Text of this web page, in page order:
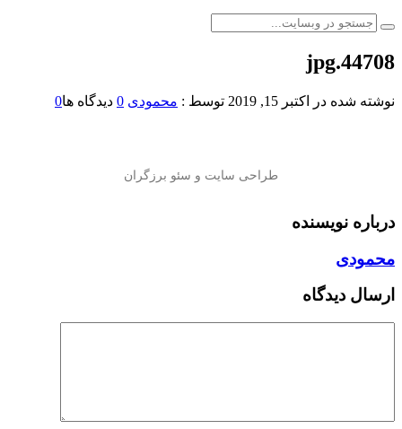
44708.jpg
نوشته شده در اکتبر 15, 2019 توسط : محمودی 0 دیدگاه ها0
درباره نویسنده
محمودی
ارسال دیدگاه